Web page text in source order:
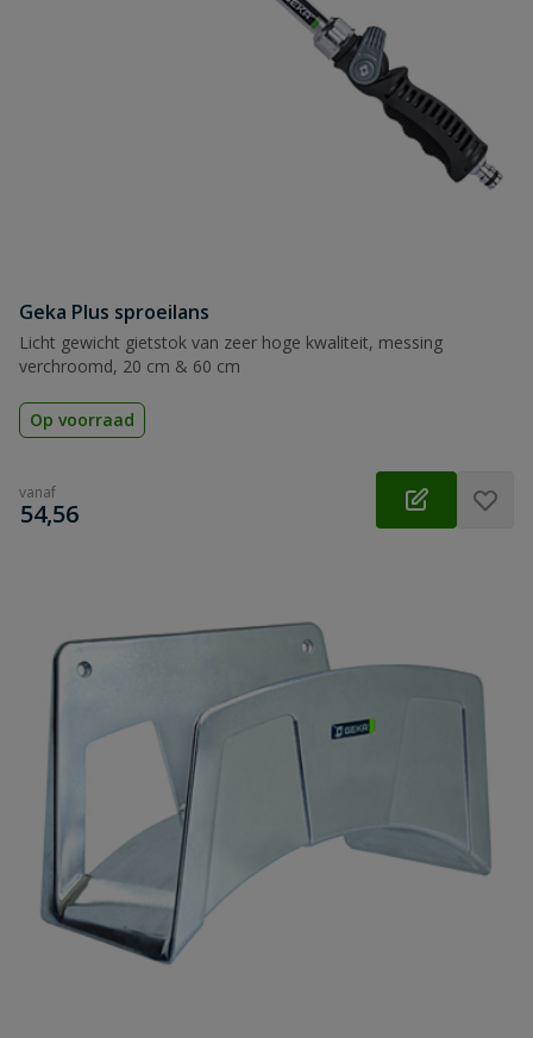
Geka Plus sproeilans
Licht gewicht gietstok van zeer hoge kwaliteit, messing
verchroomd, 20 cm & 60 cm
Op voorraad
vanaf
€
54,56